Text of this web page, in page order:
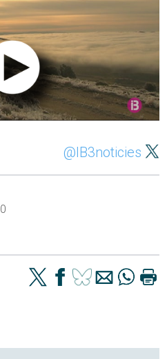
@IB3noticies